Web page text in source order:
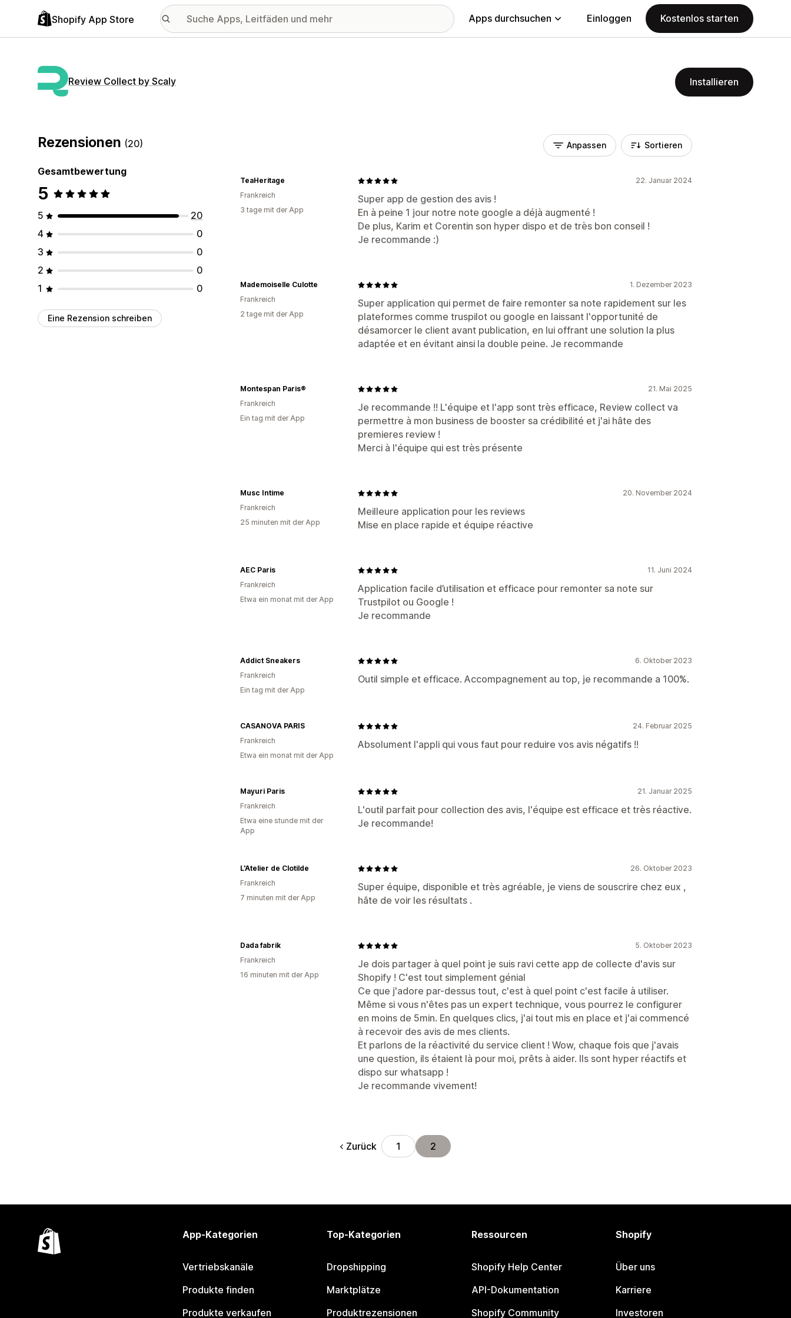
Shopify App Store Apps durchsuchen Einloggen Kostenlos starten
Review Collect by Scaly Installieren
Rezensionen (20)
Gesamtbewertung
5
5
20
4
0
3
0
2
0
1
0
Eine Rezension schreiben
Anpassen Sortieren
22. Januar 2024
Super app de gestion des avis !
En à peine 1 jour notre note google a déjà augmenté !
De plus, Karim et Corentin son hyper dispo et de très bon conseil !
Je recommande :)
TeaHeritage
Frankreich
3 tage mit der App
1. Dezember 2023
Super application qui permet de faire remonter sa note rapidement sur les
plateformes comme truspilot ou google en laissant l'opportunité de
désamorcer le client avant publication, en lui offrant une solution la plus
adaptée et en évitant ainsi la double peine. Je recommande
Mademoiselle Culotte
Frankreich
2 tage mit der App
21. Mai 2025
Je recommande !! L'équipe et l'app sont très efficace, Review collect va
permettre à mon business de booster sa crédibilité et j'ai hâte des
premieres review !
Merci à l'équipe qui est très présente
Montespan Paris®
Frankreich
Ein tag mit der App
20. November 2024
Meilleure application pour les reviews
Mise en place rapide et équipe réactive
Musc Intime
Frankreich
25 minuten mit der App
11. Juni 2024
Application facile d’utilisation et efficace pour remonter sa note sur
Trustpilot ou Google !
Je recommande
AEC Paris
Frankreich
Etwa ein monat mit der App
6. Oktober 2023
Outil simple et efficace. Accompagnement au top, je recommande a 100%.
Addict Sneakers
Frankreich
Ein tag mit der App
24. Februar 2025
Absolument l'appli qui vous faut pour reduire vos avis négatifs !!
CASANOVA PARIS
Frankreich
Etwa ein monat mit der App
21. Januar 2025
L'outil parfait pour collection des avis, l'équipe est efficace et très réactive.
Je recommande!
Mayuri Paris
Frankreich
Etwa eine stunde mit der
App
26. Oktober 2023
Super équipe, disponible et très agréable, je viens de souscrire chez eux ,
hâte de voir les résultats .
L'Atelier de Clotilde
Frankreich
7 minuten mit der App
5. Oktober 2023
Je dois partager à quel point je suis ravi cette app de collecte d'avis sur
Shopify ! C'est tout simplement génial
Ce que j'adore par-dessus tout, c'est à quel point c'est facile à utiliser.
Même si vous n'êtes pas un expert technique, vous pourrez le configurer
en moins de 5min. En quelques clics, j'ai tout mis en place et j'ai commencé
à recevoir des avis de mes clients.
Et parlons de la réactivité du service client ! Wow, chaque fois que j'avais
une question, ils étaient là pour moi, prêts à aider. Ils sont hyper réactifs et
dispo sur whatsapp !
Je recommande vivement!
Dada fabrik
Frankreich
16 minuten mit der App
Zurück 1 2
App-Kategorien
Vertriebskanäle
Produkte finden
Produkte verkaufen
Top-Kategorien
Dropshipping
Marktplätze
Produktrezensionen
Ressourcen
Shopify Help Center
API-Dokumentation
Shopify Community
Shopify
Über uns
Karriere
Investoren